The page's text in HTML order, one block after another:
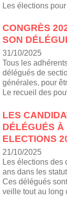
Les élections
CONGRÈS
SON
31/10/2025
Tous les
délégués de
générales, pour
Le recueil des
LES
DÉLÉGUÉS À
ELECTIONS
21/10/2025
Les élections des
ans dans les
Ces délégués
veille tout au long